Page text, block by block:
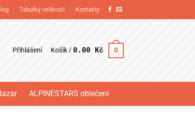
Tabulky velikostí Kontakty
Přihlášení Košík / 0.00 Kč 0
ALPINESTARS oblečení